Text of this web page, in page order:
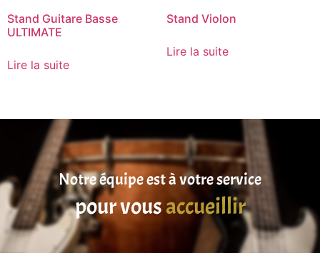
Stand Guitare Basse
ULTIMATE
Lire la suite
Stand Violon
Lire la suite
Notre équipe est à votre service
pour vousaccueillir